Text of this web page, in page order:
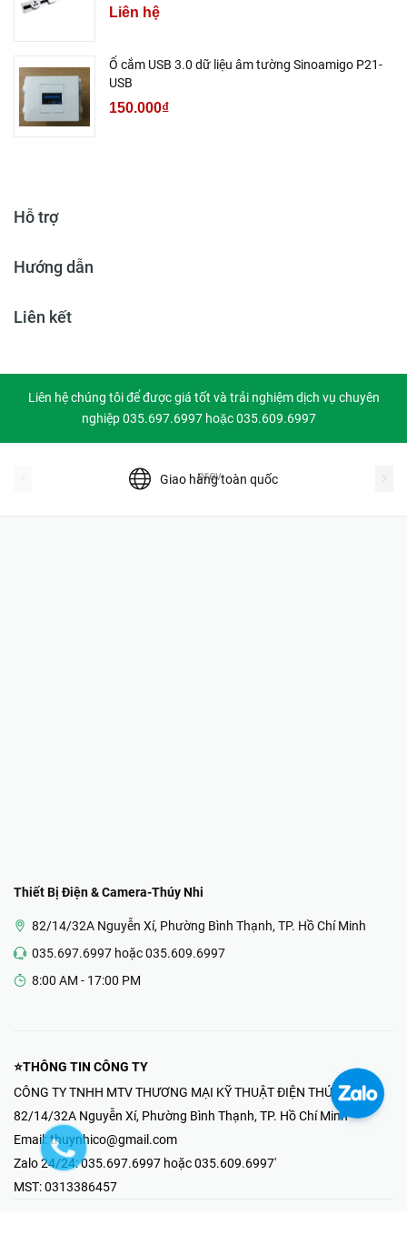
Liên hệ
Ổ cắm USB 3.0 dữ liệu âm tường Sinoamigo P21-
USB
150.000₫
Hỗ trợ
Hướng dẫn
Liên kết
Liên hệ chúng tôi để được giá tốt và trải nghiệm dịch vụ chuyên
nghiệp 035.697.6997 hoặc 035.609.6997
Giao hàng toàn quốc
prev
Thiết Bị Điện & Camera-Thúy Nhi
82/14/32A Nguyễn Xí, Phường Bình Thạnh, TP. Hồ Chí Minh
035.697.6997 hoặc 035.609.6997
8:00 AM - 17:00 PM
⭐THÔNG TIN CÔNG TY
CÔNG TY TNHH MTV THƯƠNG MẠI KỸ THUẬT ĐIỆN THÚY NHI
82/14/32A Nguyễn Xí, Phường Bình Thạnh, TP. Hồ Chí Minh
Email: thuynhico@gmail.com
Zalo 24/24:035.697.6997 hoặc 035.609.6997'
MST:0313386457